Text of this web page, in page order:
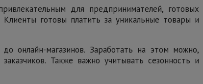
для предпринимателей, готовых
готовы платить за уникальные товары и
онлайн-магазинов. Заработать на этом можно,
Также важно учитывать сезонность и